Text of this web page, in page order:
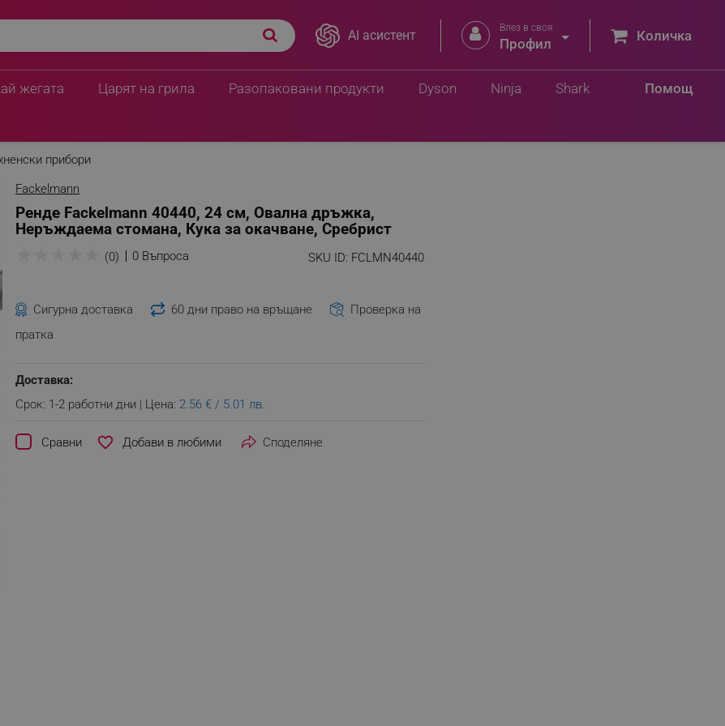
AI асистент  Влез в своя
Профил  Количка
жегата Царят на грила Разопаковани продукти Помощ
Dyson Ninja Shark
прибори
Fackelmann
Ренде Fackelmann 40440, 24 см, Овална дръжка,
Неръждаема стомана, Кука за окачване, Сребрист
SKU ID: FCLMN40440
(0) 0 Въпроса
Сигурна доставка 60 дни право на връщане
Проверка на
пратка
Доставка:
Срок: 1-2 работни дни | Цена: 2.56 € / 5.01 лв.
Сравни favorite_border Споделяне